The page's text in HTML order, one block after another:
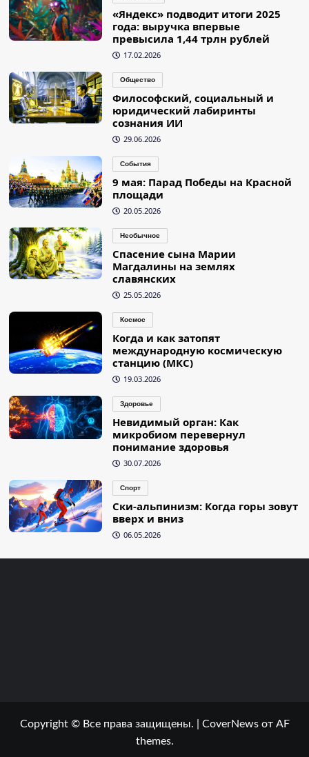
«Яндекс» подводит итоги 2025
года: выручка впервые
превысила 1,44 трлн рублей
17.02.2026
Общество
Философский, социальный и
юридический лабиринты
сознания ИИ
29.06.2026
События
9 мая: Парад Победы на Красной
площади
20.05.2026
Необычное
Спасение сына Марии
Магдалины на землях
славянских
25.05.2026
Космос
Когда и как затопят
международную космическую
станцию (МКС)
19.03.2026
Здоровье
Невидимый орган: Как
микробиом перевернул
понимание здоровья
30.07.2026
Спорт
Ски-альпинизм: Когда горы зовут
вверх и вниз
06.05.2026
Copyright © Все права защищены. CoverNewsот AF
themes.